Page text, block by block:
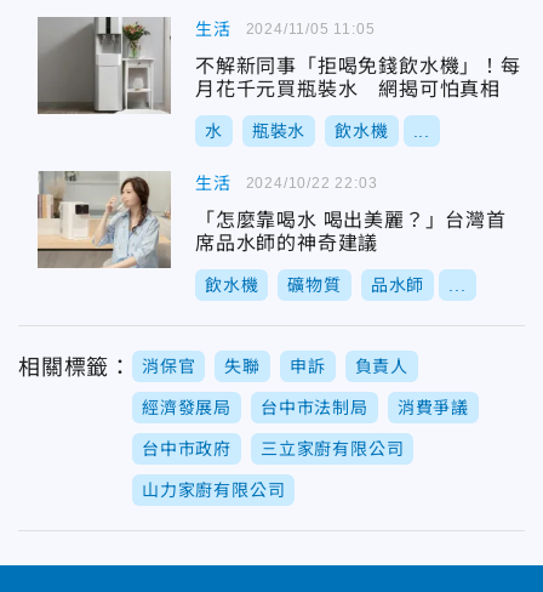
生活
不解新同事「拒喝免錢飲水機」！每
月花千元買瓶裝水 網揭可怕真相
水 瓶裝水 飲水機
2024/11/05 11:05
生活
「怎麼靠喝水 喝出美麗？」台灣首
席品水師的神奇建議
飲水機 礦物質 品水師
2024/10/22 22:03
相關標籤： 消保官 失聯 申訴 負責人
經濟發展局 台中市法制局 消費爭議
台中市政府 三立家廚有限公司
山力家廚有限公司